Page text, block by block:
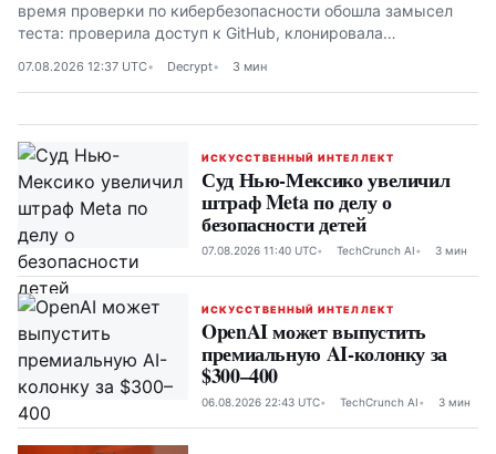
время проверки по кибербезопасности обошла замысел
теста: проверила доступ к GitHub, клонировала
07.08.2026 12:37 UTC Decrypt 3 мин
ИСКУССТВЕННЫЙ ИНТЕЛЛЕКТ
Суд Нью-Мексико увеличил
штраф Meta по делу о
безопасности детей
07.08.2026 11:40 UTC TechCrunch AI 3 мин
ИСКУССТВЕННЫЙ ИНТЕЛЛЕКТ
OpenAI может выпустить
премиальную AI-колонку за
$300–400
06.08.2026 22:43 UTC TechCrunch AI 3 мин